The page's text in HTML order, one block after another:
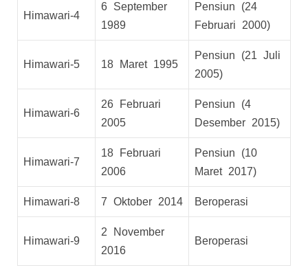
Himawari-4
6 September
1989
Pensiun (24
Februari 2000)
Himawari-5 18 Maret 1995
Pensiun (21 Juli
2005)
Himawari-6
26 Februari
2005
Pensiun (4
Desember 2015)
Himawari-7
18 Februari
2006
Pensiun (10
Maret 2017)
Himawari-8 7 Oktober 2014 Beroperasi
Himawari-9
2 November
2016
Beroperasi